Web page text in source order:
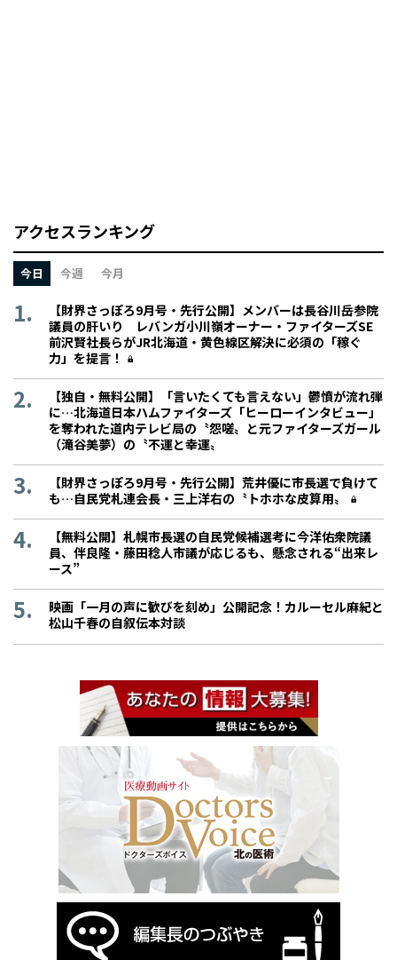
アクセスランキング
今日 今週 今月
【財界さっぽろ9月号・先行公開】メンバーは長谷川岳参院
議員の肝いり レバンガ小川嶺オーナー・ファイターズSE
前沢賢社長らがJR北海道・黄色線区解決に必須の「稼ぐ
力」を提言！
【独自・無料公開】「言いたくても言えない」鬱憤が流れ弾
に…北海道日本ハムファイターズ「ヒーローインタビュー」
を奪われた道内テレビ局の〝怨嗟〟と元ファイターズガール
（滝谷美夢）の〝不運と幸運〟
【財界さっぽろ9月号・先行公開】荒井優に市長選で負けて
も…自民党札連会長・三上洋右の〝トホホな皮算用〟
【無料公開】札幌市長選の自民党候補選考に今洋佑衆院議
員、伴良隆・藤田稔人市議が応じるも、懸念される“出来レ
ース”
映画「一月の声に歓びを刻め」公開記念！カルーセル麻紀と
松山千春の自叙伝本対談